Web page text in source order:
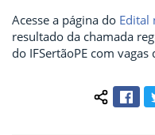
Acesse a página do Edital
resultado da chamada
do IFSertãoPE com